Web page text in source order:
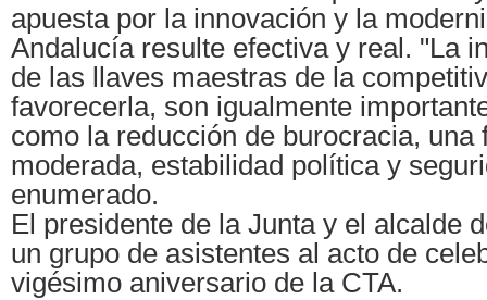
apuesta por la innovación y la
Andalucía resulte efectiva y real. "La
de las llaves maestras de la
favorecerla, son igualmente
como la reducción de burocracia, una
moderada, estabilidad política y
enumerado.
El presidente de la Junta y el alcalde
un grupo de asistentes al acto de
vigésimo aniversario de la CTA.